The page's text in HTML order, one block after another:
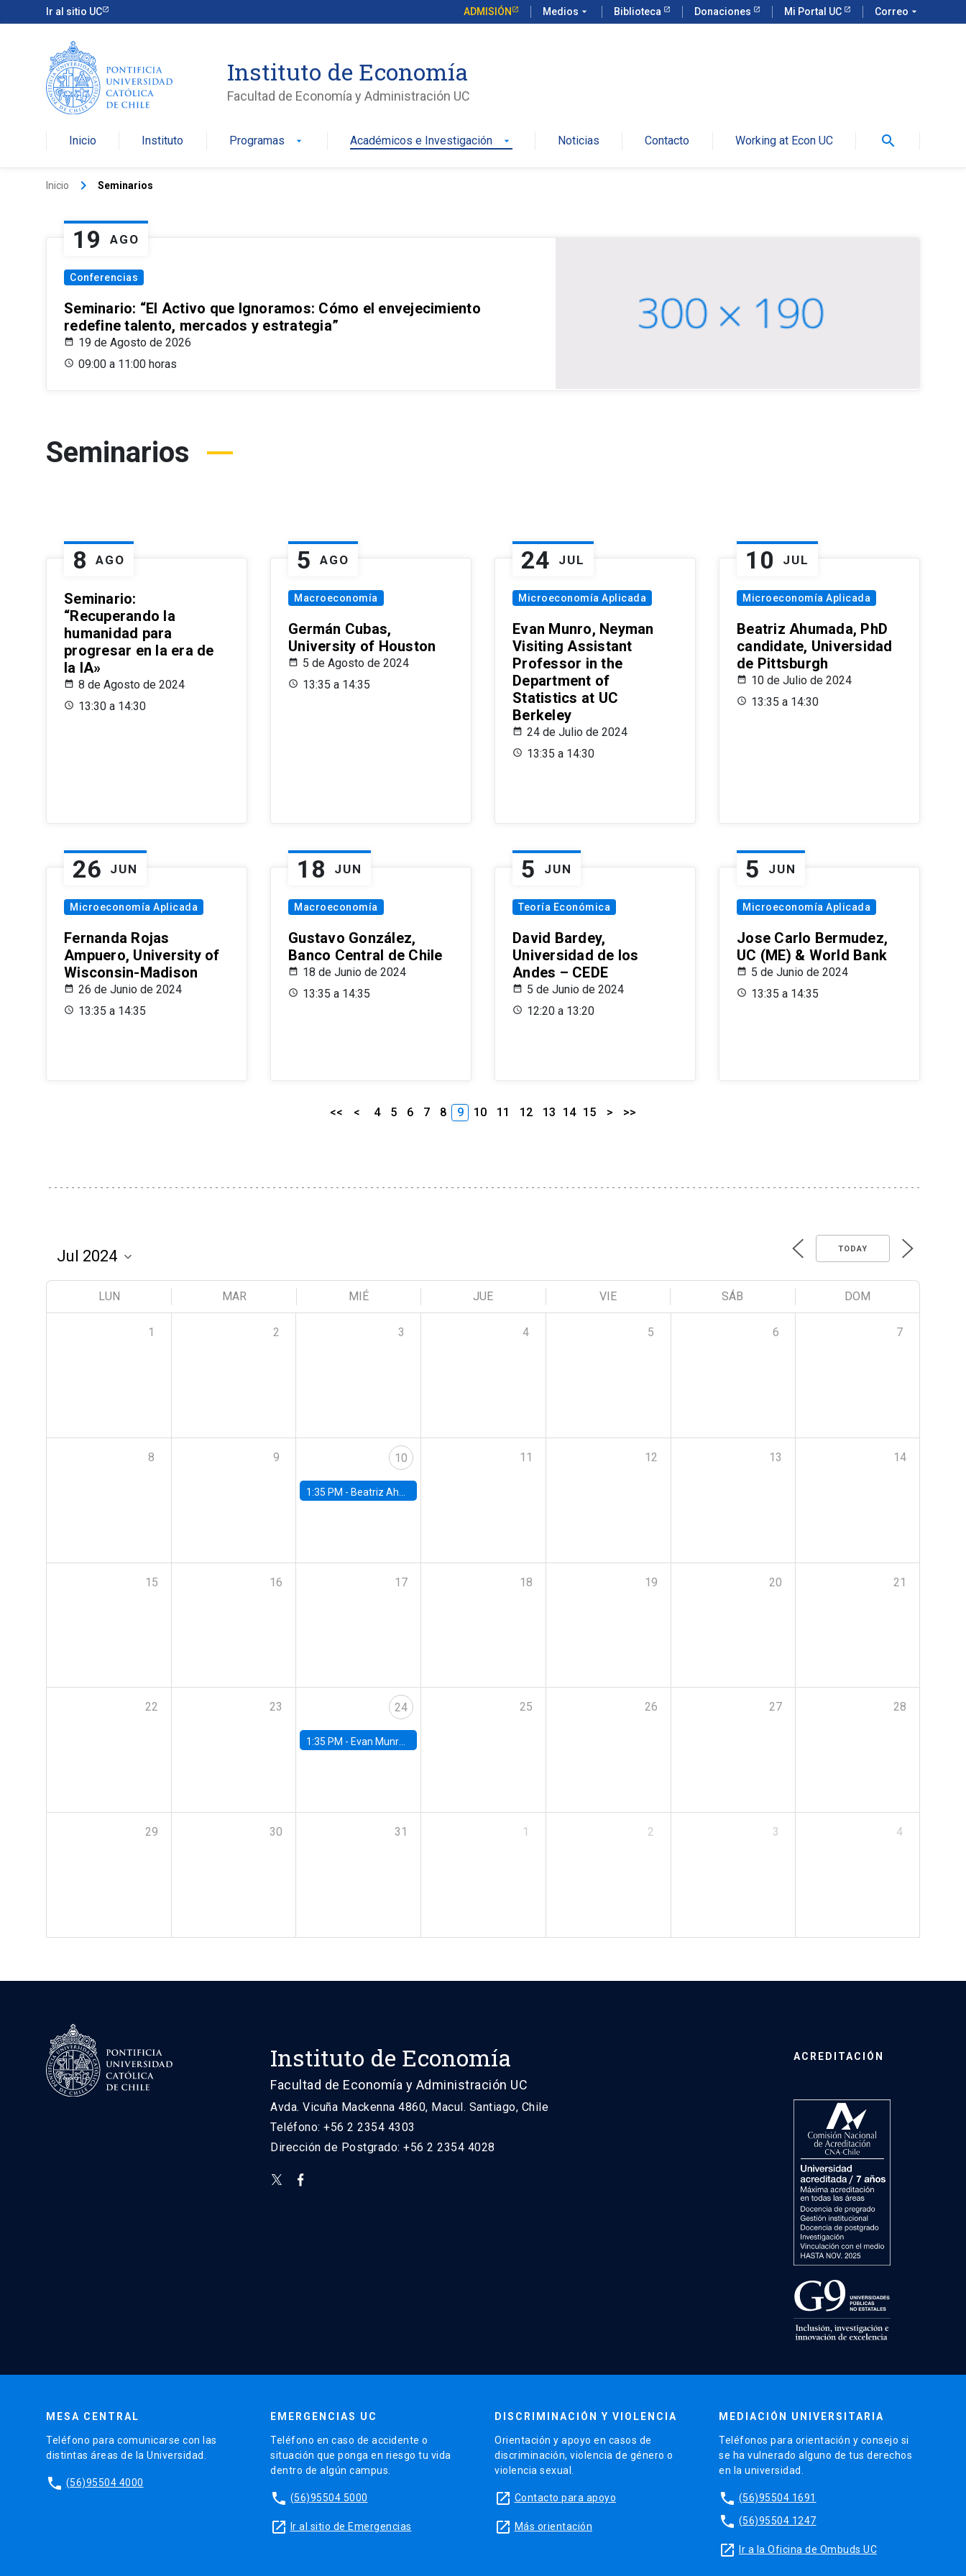
Ir al sitio UC ADMISIÓN Medios arrow_drop_down Biblioteca Donaciones Mi Portal UC Correo arrow_drop_down
Instituto de Economía
Facultad de Economía y Administración UC
Inicio Instituto Programas arrow_drop_down Académicos e Investigación arrow_drop_down Noticias Contacto Working at Econ UC search
Inicio keyboard_arrow_right Seminarios
19 AGO
Conferencias
Seminario: “El Activo que Ignoramos: Cómo el envejecimiento
redefine talento, mercados y estrategia”
19 de Agosto de 2026
09:00 a 11:00 horas
Seminarios
8 AGO
Seminario:
“Recuperando la
humanidad para
progresar en la era de
la IA»
8 de Agosto de 2024
13:30 a 14:30
5 AGO
Macroeconomía
Germán Cubas,
University of Houston
5 de Agosto de 2024
13:35 a 14:35
24 JUL
Microeconomía Aplicada
Evan Munro, Neyman
Visiting Assistant
Professor in the
Department of
Statistics at UC
Berkeley
24 de Julio de 2024
13:35 a 14:30
10 JUL
Microeconomía Aplicada
Beatriz Ahumada, PhD
candidate, Universidad
de Pittsburgh
10 de Julio de 2024
13:35 a 14:30
26 JUN
Microeconomía Aplicada
Fernanda Rojas
Ampuero, University of
Wisconsin-Madison
26 de Junio de 2024
13:35 a 14:35
18 JUN
Macroeconomía
Gustavo González,
Banco Central de Chile
18 de Junio de 2024
13:35 a 14:35
5 JUN
Teoría Económica
David Bardey,
Universidad de los
Andes – CEDE
5 de Junio de 2024
12:20 a 13:20
5 JUN
Microeconomía Aplicada
Jose Carlo Bermudez,
UC (ME) & World Bank
5 de Junio de 2024
13:35 a 14:35
<< < 4 5 6 7 8 9 10 11 12 13 14 15 > >>
TODAY
LUN MAR MIÉ JUE VIE SÁB DOM
1 2 3 4 5 6 7
8 9 10
1:35 PM - Beatriz Ahumada, PhD candidate, Universidad de Pittsburgh
11 12 13 14
15 16 17 18 19 20 21
22 23 24
1:35 PM - Evan Munro, Neyman Visiting Assistant Professor in the Department of Statistics at UC Berkeley
25 26 27 28
29 30 31 1 2 3 4
Instituto de Economía
Facultad de Economía y Administración UC
Avda. Vicuña Mackenna 4860, Macul. Santiago, Chile
Teléfono: +56 2 2354 4303
Dirección de Postgrado: +56 2 2354 4028
ACREDITACIÓN
MESA CENTRAL
Teléfono para comunicarse con las
distintas áreas de la Universidad.
phone (56)95504 4000
EMERGENCIAS UC
Teléfono en caso de accidente o
situación que ponga en riesgo tu vida
dentro de algún campus.
phone (56)95504 5000
launch Ir al sitio de Emergencias
DISCRIMINACIÓN Y VIOLENCIA
Orientación y apoyo en casos de
discriminación, violencia de género o
violencia sexual.
launch Contacto para apoyo
launch Más orientación
MEDIACIÓN UNIVERSITARIA
Teléfonos para orientación y consejo si
se ha vulnerado alguno de tus derechos
en la universidad.
phone (56)95504 1691
phone (56)95504 1247
launch Ir a la Oficina de Ombuds UC